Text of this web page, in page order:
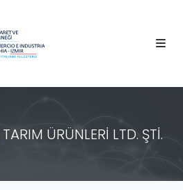
ÜRÜNLERİ LTD. ŞTİ.